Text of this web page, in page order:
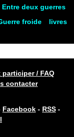
Entre deux guerres
froide
livres
participer / FAQ
contacter
Facebook - RSS -